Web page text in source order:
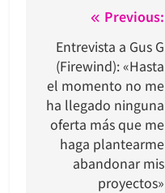
Navegación
de
entradas
Previous:
Entrevista a Gus G
(Firewind): «Hasta
el momento no me
ha llegado ninguna
oferta más que me
haga plantearme
abandonar mis
proyectos»